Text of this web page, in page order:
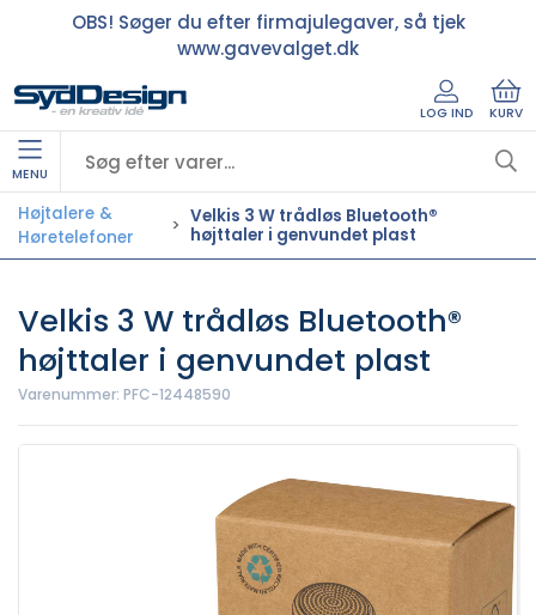
OBS! Søger du efter firmajulegaver, så tjek
www.gavevalget.dk
LOG IND KURV
MENU
Højtalere &
Høretelefoner
Velkis 3 W trådløs Bluetooth®
højttaler i genvundet plast
Velkis 3 W trådløs Bluetooth®
højttaler i genvundet plast
Varenummer: PFC-12448590